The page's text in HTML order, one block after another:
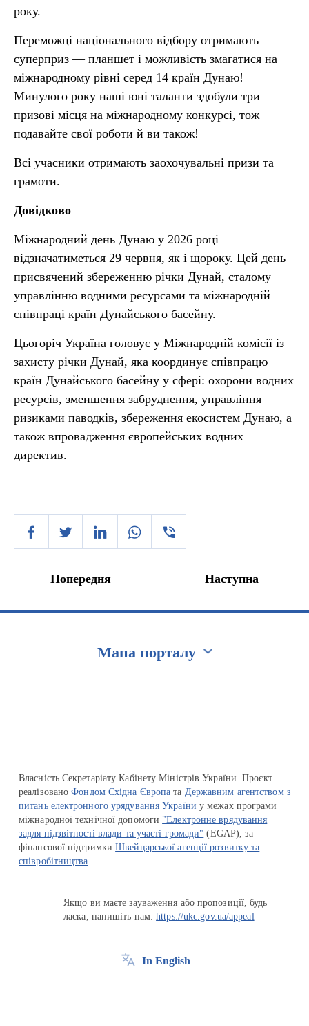
року.
Переможці національного відбору отримають
суперприз — планшет і можливість змагатися на
міжнародному рівні серед 14 країн Дунаю!
Минулого року наші юні таланти здобули три
призові місця на міжнародному конкурсі, тож
подавайте свої роботи й ви також!
Всі учасники отримають заохочувальні призи та
грамоти.
Довідково
Міжнародний день Дунаю у 2026 році
відзначатиметься 29 червня, як і щороку. Цей день
присвячений збереженню річки Дунай, сталому
управлінню водними ресурсами та міжнародній
співпраці країн Дунайського басейну.
Цьогоріч Україна головує у Міжнародній комісії із
захисту річки Дунай, яка координує співпрацю
країн Дунайського басейну у сфері: охорони водних
ресурсів, зменшення забруднення, управління
ризиками паводків, збереження екосистем Дунаю, а
також впровадження європейських водних
директив.
Попередня Наступна
Мапа порталу
Власність Секретаріату Кабінету Міністрів України. Проєкт
реалізованоФондом Східна Європа та Державним агентством з
питань електронного урядування України у межах програми
міжнародної технічної допомоги "Електронне врядування
задля підзвітності влади та участі громади" (EGAP), за
фінансової підтримкиШвейцарської агенції розвитку та
співробітництва
Якщо ви маєте зауваження або пропозиції, будь
ласка, напишіть нам:https://ukc.gov.ua/appeal
In English